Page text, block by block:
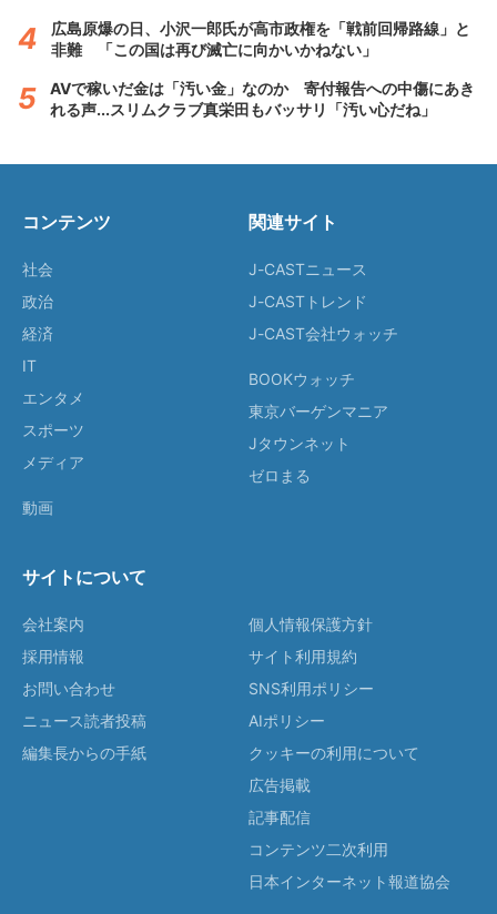
広島原爆の日、小沢一郎氏が高市政権を「戦前回帰路線」と
非難 「この国は再び滅亡に向かいかねない」
AVで稼いだ金は「汚い金」なのか 寄付報告への中傷にあき
れる声...スリムクラブ真栄田もバッサリ「汚い心だね」
コンテンツ
社会
政治
経済
IT
エンタメ
スポーツ
メディア
動画
関連サイト
J-CASTニュース
J-CASTトレンド
J-CAST会社ウォッチ
BOOKウォッチ
東京バーゲンマニア
Jタウンネット
ゼロまる
サイトについて
会社案内
採用情報
お問い合わせ
ニュース読者投稿
編集長からの手紙
個人情報保護方針
サイト利用規約
SNS利用ポリシー
AIポリシー
クッキーの利用について
広告掲載
記事配信
コンテンツ二次利用
日本インターネット報道協会